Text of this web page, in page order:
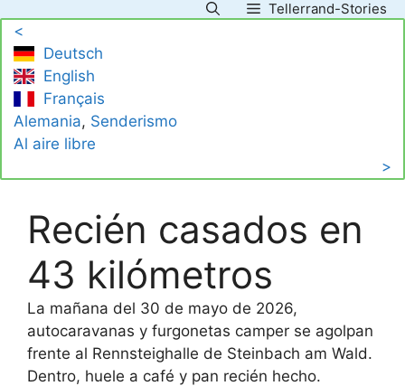
contenido
Tellerrand-Stories
<
Deutsch
English
Français
Alemania, Senderismo
Al aire libre
>
Recién casados en
43 kilómetros
La mañana del 30 de mayo de 2026,
autocaravanas y furgonetas camper se agolpan
frente al Rennsteighalle de Steinbach am Wald.
Dentro, huele a café y pan recién hecho.